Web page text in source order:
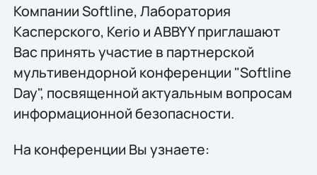
Компании Softline, Лаборатория
Касперского, Kerio и ABBYY приглашают
Вас принять участие в партнерской
мультивендорной конференции "Softline
Day", посвященной актуальным вопросам
информационной безопасности.
На конференции Вы узнаете: